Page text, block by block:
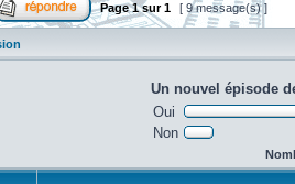
Page1sur1 [ 9 message(s) ]
Un nouvel épisode
Oui
Non